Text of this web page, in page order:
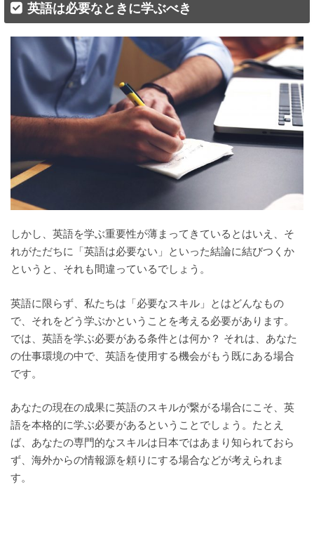
英語は必要なときに学ぶべき
しかし、英語を学ぶ重要性が薄まってきているとはいえ、そ
れがただちに「英語は必要ない」といった結論に結びつくか
というと、それも 間違っているでしょう。
英語に限らず、私たちは「必要なスキル」とはどんなもの
で、それをどう学ぶかということを考える必要があります。
では、 英語を学ぶ必要がある条件とは何か？ それは、あなた
の仕事環境の中で、英語を使用する機会がもう既にある場合
です。
あなたの現在の成果に英語のスキルが繋がる場合にこそ、英
語を本格的に学ぶ必要があるということでしょう。 たとえ
ば、あなたの専門的なスキルは日本ではあまり知られておら
ず、海外からの情報源を頼りにする場合などが考えられま
す。